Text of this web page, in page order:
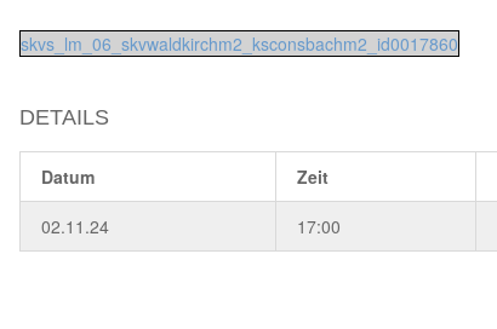
skvs_lm_06_skvwaldkirchm2_ksconsbachm2_id0017860
DETAILS
Datum Zeit
02.11.24 17:00